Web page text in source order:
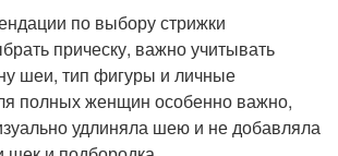
по выбору стрижки
прическу, важно учитывать
шеи, тип фигуры и личные
полных женщин особенно важно,
удлиняла шею и не добавляла